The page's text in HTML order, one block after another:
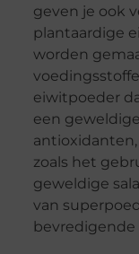
geven je ook
plantaardige
worden
eiwitpoeder
een
zoals het
geweldige
van